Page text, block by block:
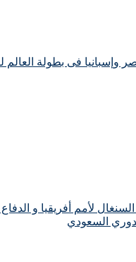
وإسبانيا فى بطولة العالم
لأمم أفريقيا و
السعودي